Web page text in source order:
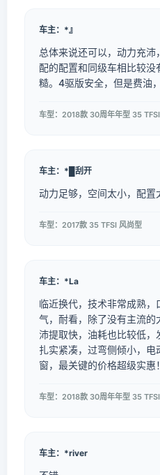
车主：*』
总体来说还可以，动力充
配的配置和同级车相比较没
糙。4驱版安全，但是费油
车型：2018款 30周年年型 35
车主：*█刮开
动力足够，空间太小，配置
车型：2017款 35 TFSI 风尚型
车主：*La
临近换代，技术非常成熟
气，耐看，除了没有主流
沛提取快，油耗也比较低
扎实紧凑，过弯侧倾小，
窗，最关键的价格超级实惠！
车型：2018款 30周年年型 35
车主：*river